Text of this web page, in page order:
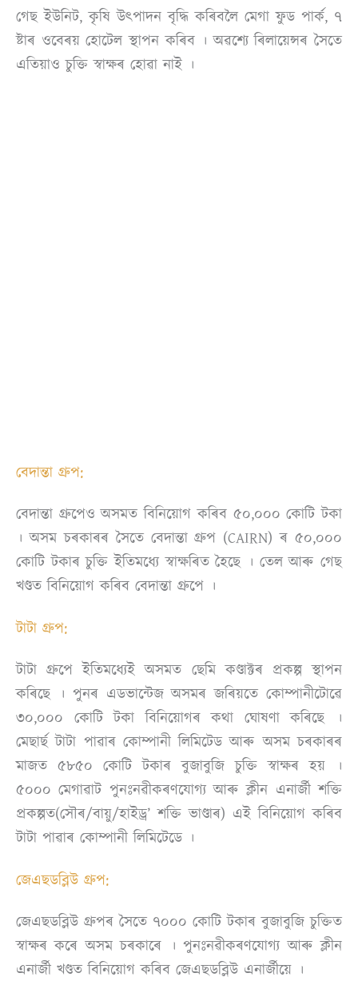
গেছ ইউনিট, কৃষি উৎপাদন বৃদ্ধি কৰিবলৈ মেগা ফুড পাৰ্ক, ৭
ষ্টাৰ ওবেৰয় হোটেল স্থাপন কৰিব । অৱশ্যে ৰিলায়েন্সৰ সৈতে
এতিয়াও চুক্তি স্বাক্ষৰ হোৱা নাই ।
বেদান্তা গ্ৰুপ:
বেদান্তা গ্ৰুপেও অসমত বিনিয়োগ কৰিব ৫০,০০০ কোটি টকা
। অসম চৰকাৰৰ সৈতে বেদান্তা গ্ৰুপ (CAIRN) ৰ ৫০,০০০
কোটি টকাৰ চুক্তি ইতিমধ্যে স্বাক্ষৰিত হৈছে । তেল আৰু গেছ
খণ্ডত বিনিয়োগ কৰিব বেদান্তা গ্ৰুপে ।
টাটা গ্ৰুপ:
টাটা গ্ৰুপে ইতিমধ্যেই অসমত ছেমি কণ্ডাক্টৰ প্ৰকল্প স্থাপন
কৰিছে । পুনৰ এডভান্টেজ অসমৰ জৰিয়তে কোম্পানীটোৱে
৩০,০০০ কোটি টকা বিনিয়োগৰ কথা ঘোষণা কৰিছে ।
মেছাৰ্ছ টাটা পাৱাৰ কোম্পানী লিমিটেড আৰু অসম চৰকাৰৰ
মাজত ৫৮৫০ কোটি টকাৰ বুজাবুজি চুক্তি স্বাক্ষৰ হয় ।
৫০০০ মেগাৱাট পুনঃনৱীকৰণযোগ্য আৰু ক্লীন এনাৰ্জী শক্তি
প্ৰকল্পত(সৌৰ/বায়ু/হাইড্ৰ’ শক্তি ভাণ্ডাৰ) এই বিনিয়োগ কৰিব
টাটা পাৱাৰ কোম্পানী লিমিটেডে ।
জেএছডব্লিউ গ্ৰুপ:
জেএছডব্লিউ গ্ৰুপৰ সৈতে ৭০০০ কোটি টকাৰ বুজাবুজি চুক্তিত
স্বাক্ষৰ কৰে অসম চৰকাৰে । পুনঃনৱীকৰণযোগ্য আৰু ক্লীন
এনাৰ্জী খণ্ডত বিনিয়োগ কৰিব জেএছডব্লিউ এনাৰ্জীয়ে ।